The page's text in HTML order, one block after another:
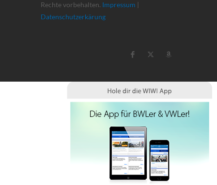
Rechte vorbehalten. Impressum |
Datenschutzerkärung